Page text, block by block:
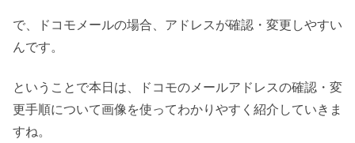
で、ドコモメールの場合、アドレスが確認・変更しやすい
んです。
ということで本日は、ドコモのメールアドレスの確認・変
更手順について画像を使ってわかりやすく紹介していきま
すね。